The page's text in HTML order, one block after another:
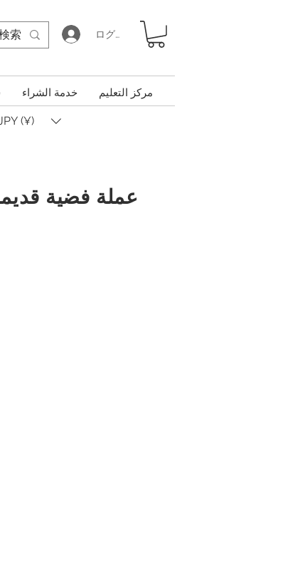
ログイン
خدمة الشراء مركز التعليم
(¥)